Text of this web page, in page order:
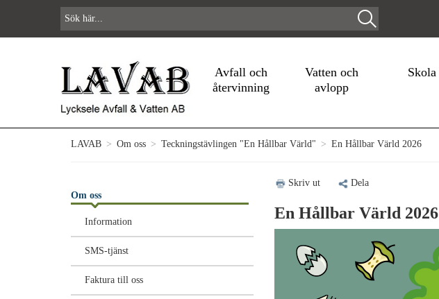
Avfall och
återvinning
Vatten och
avlopp
Skola
LAVAB > Om oss > Teckningstävlingen "En Hållbar Värld" > En Hållbar Värld 2026
Om oss
Information
SMS-tjänst
Faktura till oss
Skriv ut Dela
En Hållbar Värld 2026